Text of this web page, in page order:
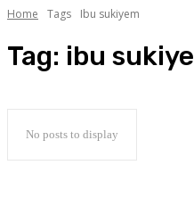
Home Tags Ibu sukiyem
Tag: ibu
No posts to display